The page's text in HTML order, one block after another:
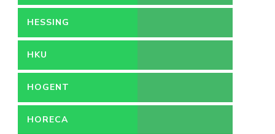
HESSING
HKU
HOGENT
HORECA